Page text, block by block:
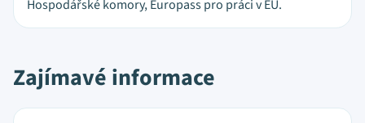
Hospodářské komory, Europass pro práci v EU.
Zajímavé informace